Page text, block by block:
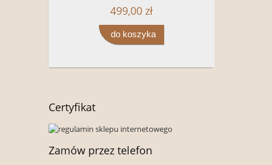
499,00 zł
do koszyka
Certyfikat
Zamów przez telefon